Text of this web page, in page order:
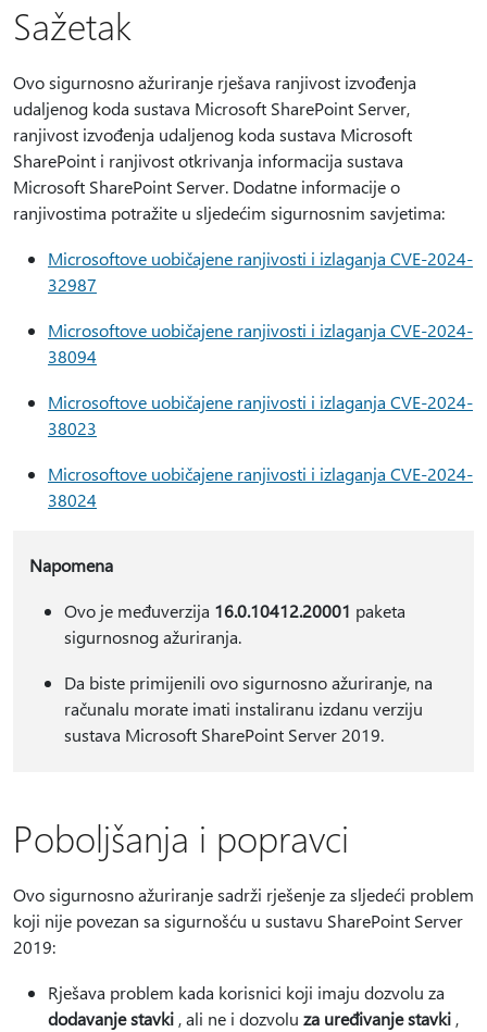
Sažetak
Ovo sigurnosno ažuriranje rješava ranjivost izvođenja
udaljenog koda sustava Microsoft SharePoint Server,
ranjivost izvođenja udaljenog koda sustava Microsoft
SharePoint i ranjivost otkrivanja informacija sustava
Microsoft SharePoint Server. Dodatne informacije o
ranjivostima potražite u sljedećim sigurnosnim savjetima:
Microsoftove uobičajene ranjivosti i izlaganja CVE-2024-
32987
Microsoftove uobičajene ranjivosti i izlaganja CVE-2024-
38094
Microsoftove uobičajene ranjivosti i izlaganja CVE-2024-
38023
Microsoftove uobičajene ranjivosti i izlaganja CVE-2024-
38024
Napomena
Ovo je međuverzija 16.0.10412.20001 paketa
sigurnosnog ažuriranja.
Da biste primijenili ovo sigurnosno ažuriranje, na
računalu morate imati instaliranu izdanu verziju
sustava Microsoft SharePoint Server 2019.
Poboljšanja i popravci
Ovo sigurnosno ažuriranje sadrži rješenje za sljedeći problem
koji nije povezan sa sigurnošću u sustavu SharePoint Server
2019:
Rješava problem kada korisnici koji imaju dozvolu za
dodavanje stavki , ali ne i dozvolu za uređivanje stavki ,